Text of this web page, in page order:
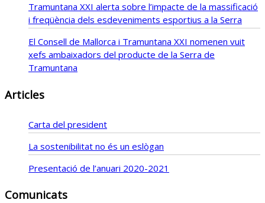
Tramuntana XXI alerta sobre l’impacte de la massificació
i freqüència dels esdeveniments esportius a la Serra
El Consell de Mallorca i Tramuntana XXI nomenen vuit
xefs ambaixadors del producte de la Serra de
Tramuntana
Articles
Carta del president
La sostenibilitat no és un eslògan
Presentació de l’anuari 2020-2021
Comunicats